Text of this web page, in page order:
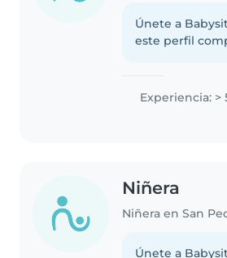
Únete a
este perfil
Experiencia: >
Niñera
Niñera en San
Únete a